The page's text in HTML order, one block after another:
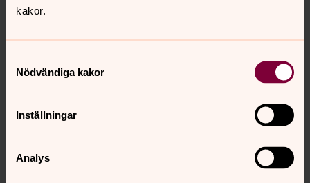
kakor.
Nödvändiga kakor
Inställningar
Analys